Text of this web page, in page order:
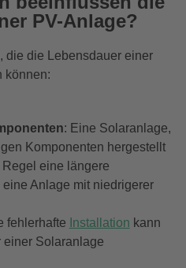
PV-Anlage?
die die Lebensdauer einer
können:
: Eine Solaranlage,
Komponenten hergestellt
eine längere
eine Anlage mit niedrigerer
fehlerhafte Installation kann
Solaranlage